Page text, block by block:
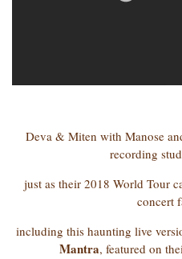
Deva & Miten with Manose
recording
just as their 2018 World Tour
concert
including this haunting live
Mantra, featured on